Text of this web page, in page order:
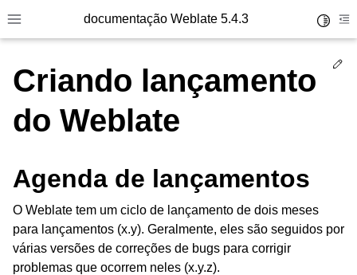
Toggle site navigation sidebar
documentação Weblate 5.4.3
Criando lançamento
do Weblate
Agenda de lançamentos
O Weblate tem um ciclo de lançamento de dois meses
para lançamentos (x.y). Geralmente, eles são seguidos por
várias versões de correções de bugs para corrigir
problemas que ocorrem neles (x.y.z).